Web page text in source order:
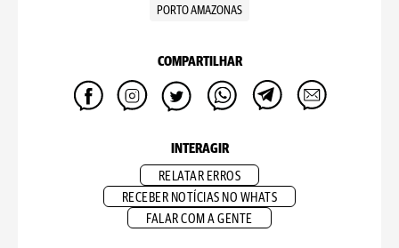
PORTO AMAZONAS
COMPARTILHAR
INTERAGIR
RELATAR ERROS
RECEBER NOTÍCIAS NO WHATS
FALAR COM A GENTE